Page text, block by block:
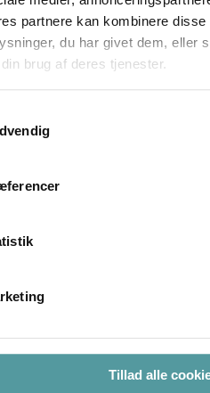
partnere kan kombinere
du har givet dem, eller
brug af deres tjenester.
Tillad alle
Man: